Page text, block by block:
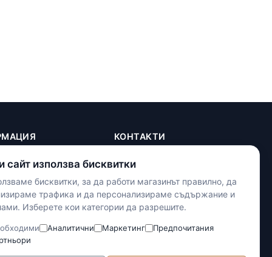
КОНТАКТИ
улица Панайот Волов 42,
Наложен платеж
сайт използва бисквитки
бисквитки, за да работи магазинът правилно, да
трафика и да персонализираме съдържание и
Изберете кои категории да разрешите.
Аналитични Маркетинг
Предпочитания